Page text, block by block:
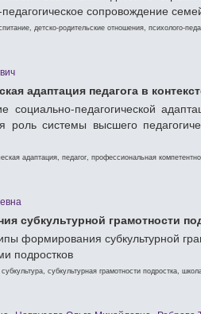
сопровождение
детско-родительские отношения, психолого-
адаптация педагога в
социально-педагогической
роль системы высшего
адаптация, педагог, профессиональная
субкультурной грамотности
формирования субкультурной
подростков
субкультурная грамотности подростка,